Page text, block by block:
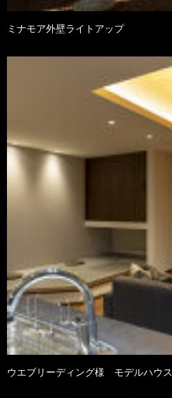
ミナモア外壁ライトアップ
ウエブリーディング様 モデルハウス